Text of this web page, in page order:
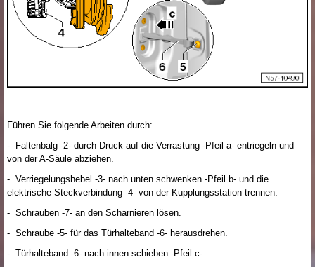
Führen Sie folgende Arbeiten durch:
- Faltenbalg -2- durch Druck auf die Verrastung -Pfeil a- entriegeln und
von der A-Säule abziehen.
- Verriegelungshebel -3- nach unten schwenken -Pfeil b- und die
elektrische Steckverbindung -4- von der Kupplungsstation trennen.
- Schrauben -7- an den Scharnieren lösen.
- Schraube -5- für das Türhalteband -6- herausdrehen.
- Türhalteband -6- nach innen schieben -Pfeil c-.